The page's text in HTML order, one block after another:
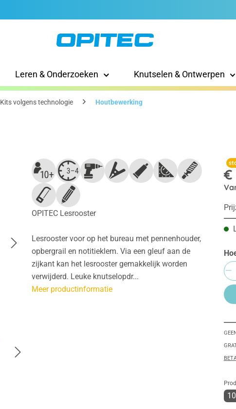
Leren & Onderzoeken Knutselen & Ontwerpen
Kits volgens technologie Houtbewerking
OPITEC Lesrooster
Lesrooster voor op het bureau met pennenhouder,
opbergrail en notitieklem. Via een gleuf aan de
zijkant kan het lesrooster gemakkelijk worden
verwijderd. Leuke knutselopdr...
Meer productinformatie
€